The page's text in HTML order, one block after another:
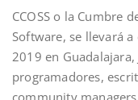
CCOSS o la Cumbre
Software, se llevará
2019 en Guadalajara,
programadores,